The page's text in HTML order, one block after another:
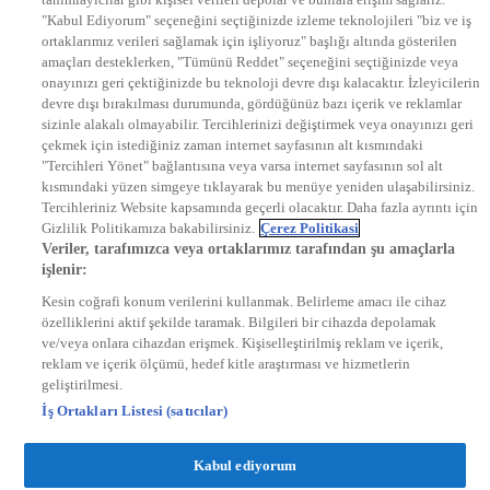
EURO STAR
KRAL POP TV
DYG Radyolar
NTV RADYO
KRAL FM
KRAL POP
EKSEN
VOYAGE
DYG Dijital
ntv.com.tr
ntvspor.net
secim.ntv.com.tr
startv.com.tr
kralmuzik.com.tr
"Kabul Ediyorum" seçeneğini seçtiğinizde izleme teknolojileri "biz ve iş
ortaklarımız verileri sağlamak için işliyoruz" başlığı altında gösterilen
amaçları desteklerken, "Tümünü Reddet" seçeneğini seçtiğinizde veya
onayınızı geri çektiğinizde bu teknoloji devre dışı kalacaktır. İzleyicilerin
devre dışı bırakılması durumunda, gördüğünüz bazı içerik ve reklamlar
sizinle alakalı olmayabilir. Tercihlerinizi değiştirmek veya onayınızı geri
çekmek için istediğiniz zaman internet sayfasının alt kısmındaki
"Tercihleri Yönet" bağlantısına veya varsa internet sayfasının sol alt
kısmındaki yüzen simgeye tıklayarak bu menüye yeniden ulaşabilirsiniz.
Tercihleriniz Website kapsamında geçerli olacaktır. Daha fazla ayrıntı için
Gizlilik Politikamıza bakabilirsiniz. Çerez Politikasi
Veriler, tarafımızca veya ortaklarımız tarafından şu amaçlarla
işlenir:
Kesin coğrafi konum verilerini kullanmak. Belirleme amacı ile cihaz
özelliklerini aktif şekilde taramak. Bilgileri bir cihazda depolamak
ve/veya onlara cihazdan erişmek. Kişiselleştirilmiş reklam ve içerik,
reklam ve içerik ölçümü, hedef kitle araştırması ve hizmetlerin
geliştirilmesi.
İş Ortakları Listesi (satıcılar)
Kabul ediyorum